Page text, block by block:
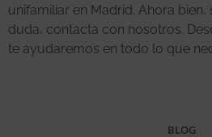
unifamiliar en Madrid. Ahora
duda, contacta con nosotros.
te ayudaremos en todo lo que
BLOG